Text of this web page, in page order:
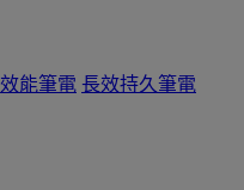
效能筆電 長效持久筆電